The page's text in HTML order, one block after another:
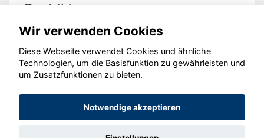
Seat Ibiza
© konjunkturmotor.de GmbH 2020 - 2026
Wir verwenden Cookies
Diese Webseite verwendet Cookies und ähnliche
Technologien, um die Basisfunktion zu gewährleisten und
um Zusatzfunktionen zu bieten.
Notwendige akzeptieren